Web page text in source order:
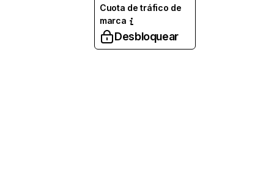
Cuota de tráfico de
marca
Desbloquear